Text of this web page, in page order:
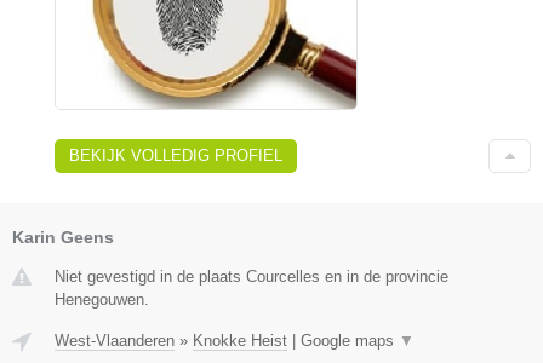
BEKIJK VOLLEDIG PROFIEL
Karin Geens
Niet gevestigd in de plaats Courcelles en in de provincie
Henegouwen.
West-Vlaanderen » Knokke Heist Google maps ▼